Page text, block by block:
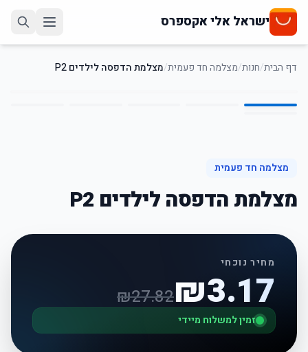
ישראל אלי אקספרס
דף הבית/חנות/מצלמה חד פעמית/מצלמת הדפסה לילדים P2
1
/
6
מצלמה חד פעמית
מצלמת הדפסה לילדים P2
מחיר נוכחי
₪3.17
₪27.82
זמין למשלוח מיידי